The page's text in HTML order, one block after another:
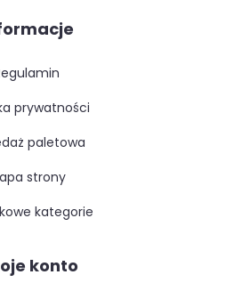
regulamin
prywatności
paletowa
mapa strony
kategorie
konto